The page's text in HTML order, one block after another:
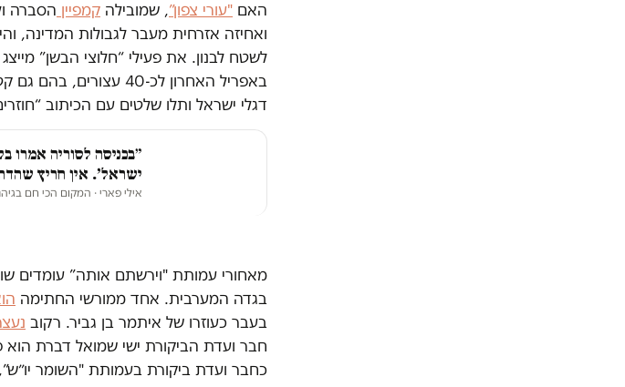
האם "עורי צפון”, שמובילה קמפיין הסברה
ואחיזה אזרחית מעבר לגבולות המדינה,
לשטח לבנון. את פעילי “חלוצי הבשן” מייצג
באפריל האחרון לכ-40
דגלי ישראל ותלו שלטים עם הכיתוב
״בכניסה לסוריה אמרו
ישראל׳. אין חריץ
אילי פארי · המקום הכי חם
מאחורי עמותת "וירשתם אותה” עומדים
בגדה המערבית. אחד ממורשי החתימה
בעבר כעוזרו של איתמר בן גביר. רקוב
חבר ועדת הביקורת ישי שמואל דברת הוא
כחבר ועדת ביקורת בעמותת "השומר